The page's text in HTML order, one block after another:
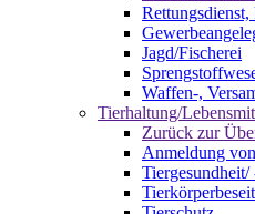
Jagd/Fischerei
Waffen-,
Tierhaltung/
Zurück zur
Anmeldung
Tiergesundheit/